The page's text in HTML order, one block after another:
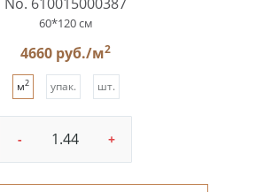
60*120 см
4660 руб./м2
м2 упак. шт.
- +